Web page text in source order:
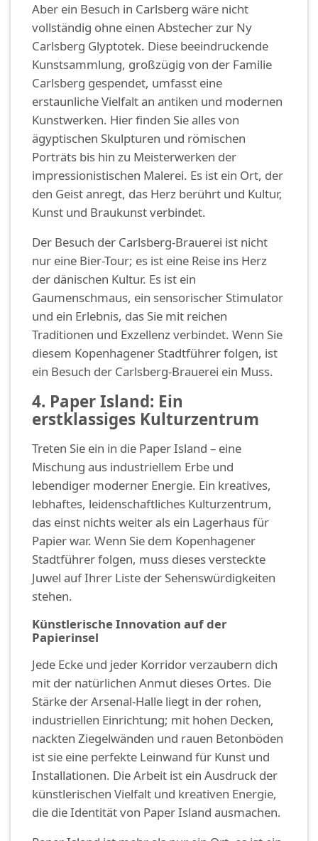
Aber ein Besuch in Carlsberg wäre nicht
vollständig ohne einen Abstecher zur Ny
Carlsberg Glyptotek. Diese beeindruckende
Kunstsammlung, großzügig von der Familie
Carlsberg gespendet, umfasst eine
erstaunliche Vielfalt an antiken und modernen
Kunstwerken. Hier finden Sie alles von
ägyptischen Skulpturen und römischen
Porträts bis hin zu Meisterwerken der
impressionistischen Malerei. Es ist ein Ort, der
den Geist anregt, das Herz berührt und Kultur,
Kunst und Braukunst verbindet.
Der Besuch der Carlsberg-Brauerei ist nicht
nur eine Bier-Tour; es ist eine Reise ins Herz
der dänischen Kultur. Es ist ein
Gaumenschmaus, ein sensorischer Stimulator
und ein Erlebnis, das Sie mit reichen
Traditionen und Exzellenz verbindet. Wenn Sie
diesem Kopenhagener Stadtführer folgen, ist
ein Besuch der Carlsberg-Brauerei ein Muss.
4. Paper Island: Ein
erstklassiges Kulturzentrum
Treten Sie ein in die Paper Island – eine
Mischung aus industriellem Erbe und
lebendiger moderner Energie. Ein kreatives,
lebhaftes, leidenschaftliches Kulturzentrum,
das einst nichts weiter als ein Lagerhaus für
Papier war. Wenn Sie dem Kopenhagener
Stadtführer folgen, muss dieses versteckte
Juwel auf Ihrer Liste der Sehenswürdigkeiten
stehen.
Künstlerische Innovation auf der
Papierinsel
Jede Ecke und jeder Korridor verzaubern dich
mit der natürlichen Anmut dieses Ortes. Die
Stärke der Arsenal-Halle liegt in der rohen,
industriellen Einrichtung; mit hohen Decken,
nackten Ziegelwänden und rauen Betonböden
ist sie eine perfekte Leinwand für Kunst und
Installationen. Die Arbeit ist ein Ausdruck der
künstlerischen Vielfalt und kreativen Energie,
die die Identität von Paper Island ausmachen.